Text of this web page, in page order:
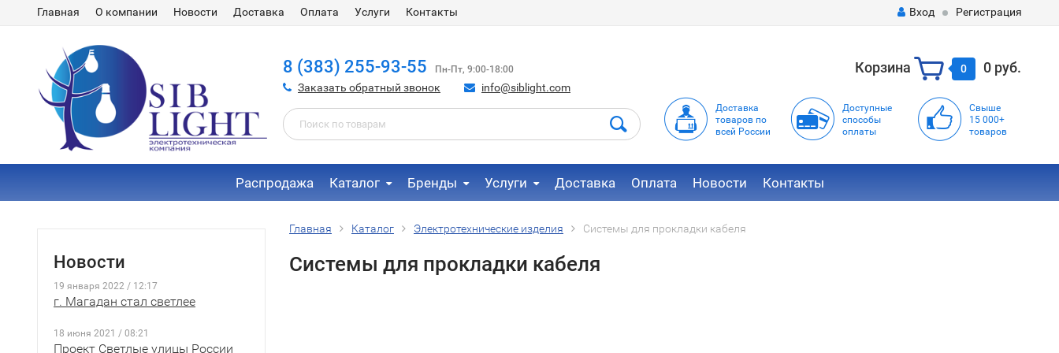
Главная О компании Новости Доставка Оплата Услуги Контакты Вход Регистрация
8 (383) 255-93-55 Пн-Пт, 9:00-18:00
Заказать обратный звонок info@siblight.com
Корзина 0 0 руб.
Доставка
товаров по
всей России
Доступные
способы
оплаты
Свыше
15 000+
товаров
Распродажа Каталог Бренды Услуги Доставка Оплата Новости Контакты
Новости
19 января 2022 / 12:17
г. Магадан стал светлее
18 июня 2021 / 08:21
Проект Светлые улицы России
Главная Каталог Электротехнические изделия Системы для прокладки кабеля
Системы для прокладки кабеля